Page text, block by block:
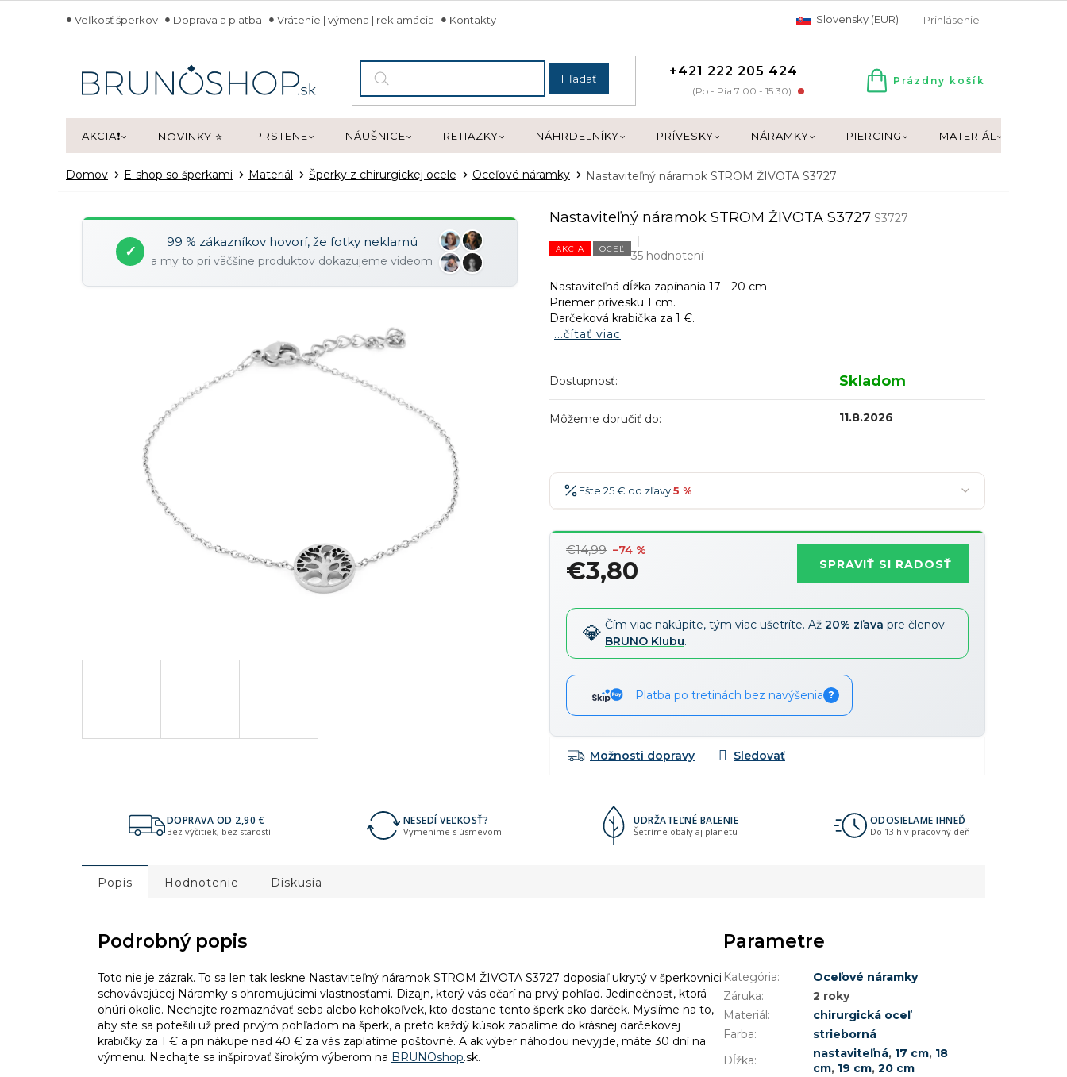
obsah
Veľkosť šperkov Doprava a platba Vrátenie | výmena | reklamácia Kontakty Slovensky (EUR) Prihlásenie
Hľadať +421 222 205 424
(Po - Pia 7:00 - 15:30)
NÁKUPNÝ
Prázdny košík
AKCIA❗ NOVINKY ⭐ PRSTENE NÁUŠNICE RETIAZKY NÁHRDELNÍKY PRÍVESKY NÁRAMKY PIERCING MATERIÁL
Domov E-shop so šperkami Materiál Šperky z chirurgickej ocele Oceľové náramky Nastaviteľný náramok STROM ŽIVOTA S3727
✓
99 % zákazníkov hovorí, že fotky neklamú
a my to pri väčšine produktov dokazujeme videom
Nastaviteľný náramok STROM ŽIVOTA S3727 S3727
AKCIA OCEĽ 35 hodnotení
Nastaviteľná dĺžka zapínania 17 - 20 cm.
Priemer prívesku 1 cm.
Darčeková krabička za 1 €.
...čítať viac
Dostupnosť: Skladom
Môžeme doručiť do: 11.8.2026
Ešte 25 € do zľavy5 %
36 € →-7 %
Najobľúbenejšia
€14,99 –74 %
€3,80
cena:
SPRAVIŤ SI RADOSŤ
Čím viac nakúpite, tým viac ušetríte. Až 20% zľava pre členov
BRUNO Klubu.
Platba po tretinách bez navýšenia ?
Možnosti dopravy
DOPRAVA OD 2,90 €
Bez výčitiek, bez starostí
NESEDÍ VEĽKOSŤ?
Vymeníme s úsmevom
UDRŽATEĽNÉ BALENIE
Šetríme obaly aj planétu
ODOSIELAME IHNEĎ
Do 13 h v pracovný deň
Popis Hodnotenie Diskusia
Podrobný popis
Toto nie je zázrak. To sa len tak leskne Nastaviteľný náramok STROM ŽIVOTA S3727 doposiaľ ukrytý v šperkovnici
schovávajúcej Náramky s ohromujúcimi vlastnosťami. Dizajn, ktorý vás očarí na prvý pohľad. Jedinečnosť, ktorá
ohúri okolie. Nechajte rozmaznávať seba alebo kohokoľvek, kto dostane tento šperk ako darček. Myslíme na to,
aby ste sa potešili už pred prvým pohľadom na šperk, a preto každý kúsok zabalíme do krásnej darčekovej
krabičky za 1 € a pri nákupe nad 40 € za vás zaplatíme poštovné. A ak výber náhodou nevyjde, máte 30 dní na
výmenu. Nechajte sa inšpirovať širokým výberom na BRUNOshop.sk.
Parametre
Kategória:
Oceľové náramky
Záruka:
2 roky
Materiál:
chirurgická oceľ
Farba:
strieborná
Dĺžka: nastaviteľná, 17 cm, 18
cm, 19 cm, 20 cm